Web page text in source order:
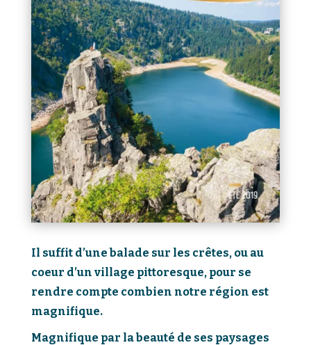
Il suffit d’une balade sur les crêtes, ou au
coeur d’un village pittoresque, pour se
rendre compte combien notre région est
magnifique.
Magnifique par la beauté de ses paysages